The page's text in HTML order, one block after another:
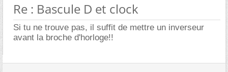
Re : Bascule D et clock
Si tu ne trouve pas, il suffit de mettre un inverseur
avant la broche d'horloge!!